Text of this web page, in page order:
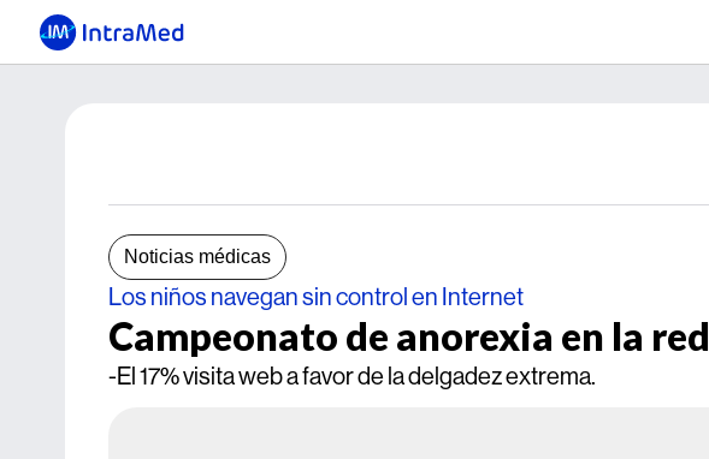
Noticias médicas
Los niños navegan sin control en Internet
Campeonato de anorexia en la red
-El 17% visita web a favor de la delgadez extrema.